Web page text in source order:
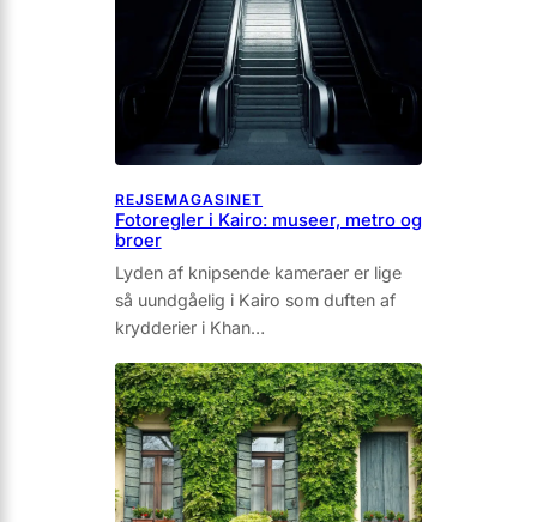
REJSEMAGASINET
Fotoregler i Kairo: museer, metro og
broer
Lyden af knipsende kameraer er lige
så uundgåelig i Kairo som duf­ten af
krydderier i Khan…